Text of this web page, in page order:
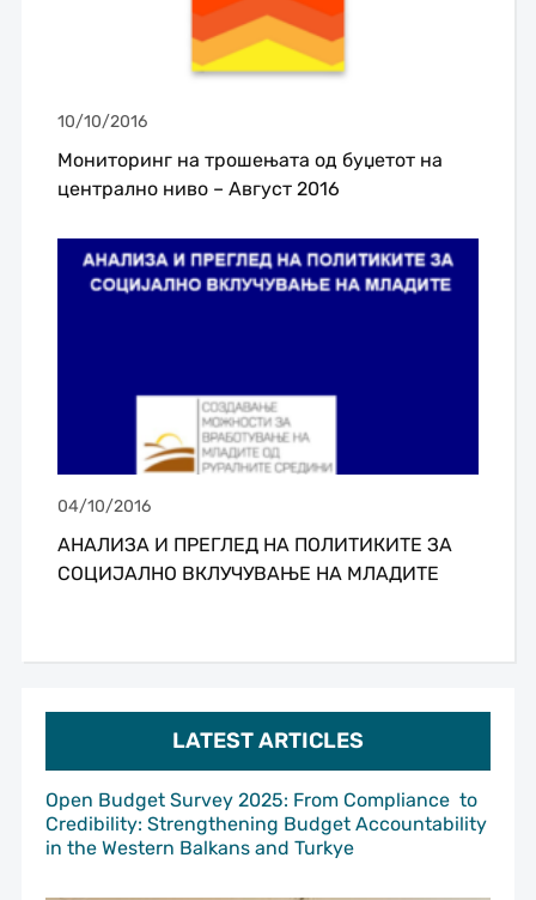
LATEST ARTICLES
Open Budget Survey 2025: From Compliance to
Credibility: Strengthening Budget Accountability
in the Western Balkans and Turkye
10/10/2016
Мониторинг на трошењата од буџетот на
централно ниво – Август 2016
04/10/2016
АНАЛИЗА И ПРЕГЛЕД НА ПОЛИТИКИТЕ ЗА
СОЦИЈАЛНО ВКЛУЧУВАЊЕ НА МЛАДИТЕ